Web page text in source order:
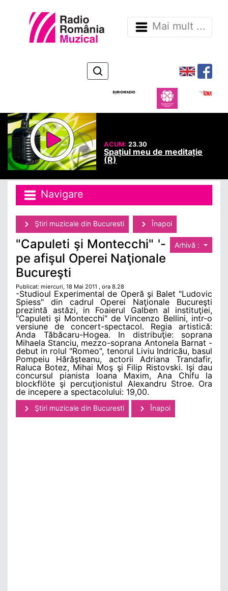
Mai mult ...
ACUM:23.30
Spațiul meu de meditație
(R)
Navigare
Ştiri muzicale din Bucuresti Înapoi
Arhivă :
"Capuleti şi Montecchi" '-
pe afişul Operei Naţionale
Bucureşti
Publicat: miercuri, 18 Mai 2011 , ora 8.28
-Studioul Experimental de Operă şi Balet "Ludovic
Spiess" din cadrul Operei Naţionale Bucureşti
prezintă astăzi, in Foaierul Galben al instituţiei,
"Capuleti şi Montecchi" de Vincenzo Bellini, intr-o
versiune de concert-spectacol. Regia artistică:
Anda Tăbăcaru-Hogea. In distribuţie: soprana
Mihaela Stanciu, mezzo-soprana Antonela Barnat -
debut in rolul "Romeo", tenorul Liviu Indricău, basul
Pompeiu Hărăşteanu, actorii Adriana Trandafir,
Raluca Botez, Mihai Moş şi Filip Ristovski. Işi dau
concursul pianista Ioana Maxim, Ana Chifu la
blockflöte şi percuţionistul Alexandru Stroe. Ora
de incepere a spectacolului: 19,00.
Ştiri muzicale din Bucuresti Înapoi